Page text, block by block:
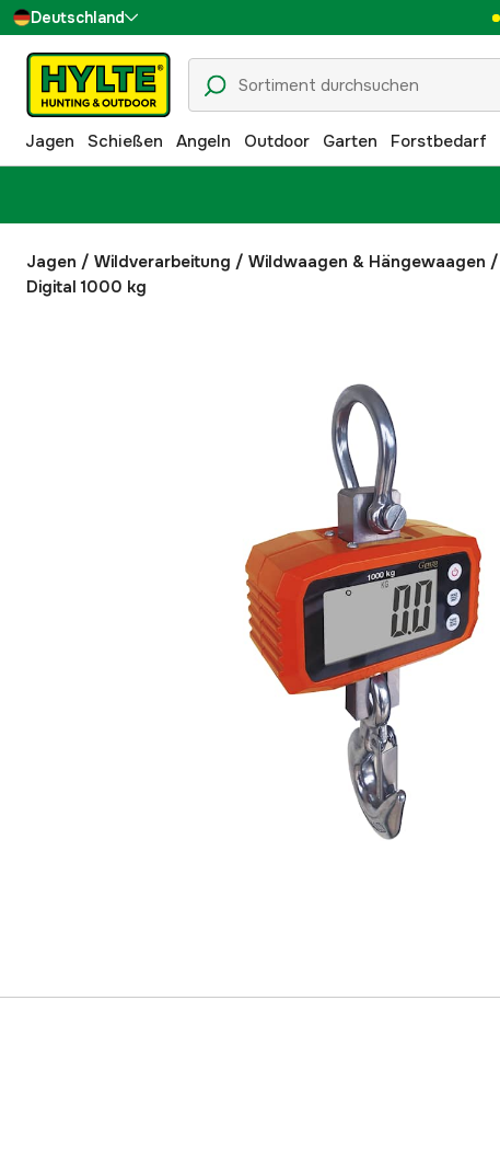
Deutschland
Sverige
Danmark
Suomi
Jagen Schießen Angeln Outdoor Garten Forstbedarf
Jagen / Wildverarbeitung / Wildwaagen & Hängewaagen /
Digital 1000 kg